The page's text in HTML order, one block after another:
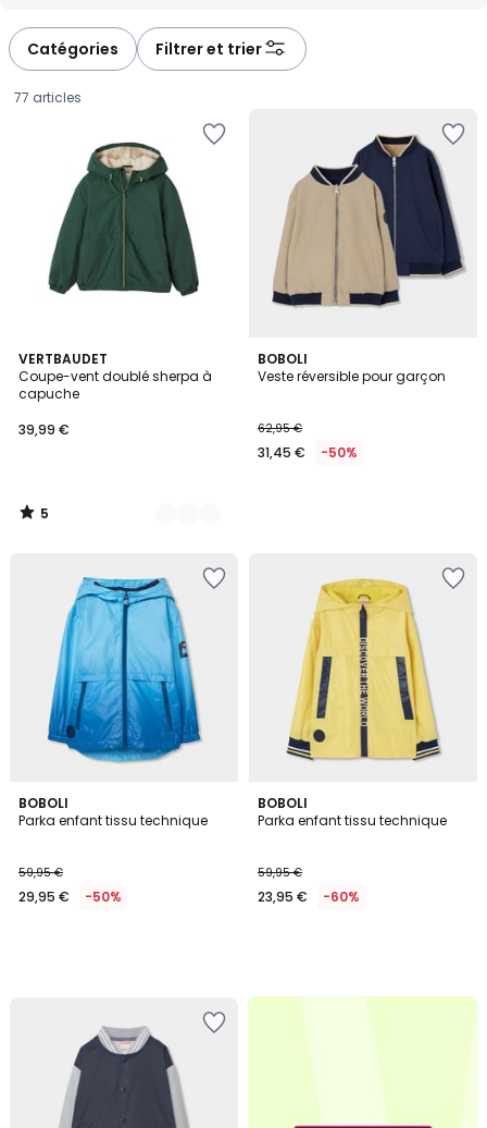
Catégories Filtrer et trier
77 articles
VERTBAUDET
Coupe-vent doublé sherpa à
capuche
€.
39,99 €
5
/
5
4
Couleurs
5
/
BOBOLI
Veste réversible pour garçon
62,95 €
31,45 € -50%
BOBOLI
Parka enfant tissu technique
59,95 €
29,95 € -50%
BOBOLI
Parka enfant tissu technique
59,95 €
23,95 € -60%